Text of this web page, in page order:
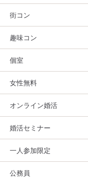
街コン
趣味コン
個室
女性無料
オンライン婚活
婚活セミナー
一人参加限定
公務員